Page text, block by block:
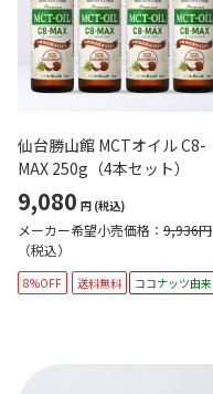
仙台勝山館 MCTオイル C8-
MAX 250g（4本セット）
9,080 円 (税込)
メーカー希望小売価格： 9,936円
（税込）
8%OFF 送料無料 ココナッツ由来